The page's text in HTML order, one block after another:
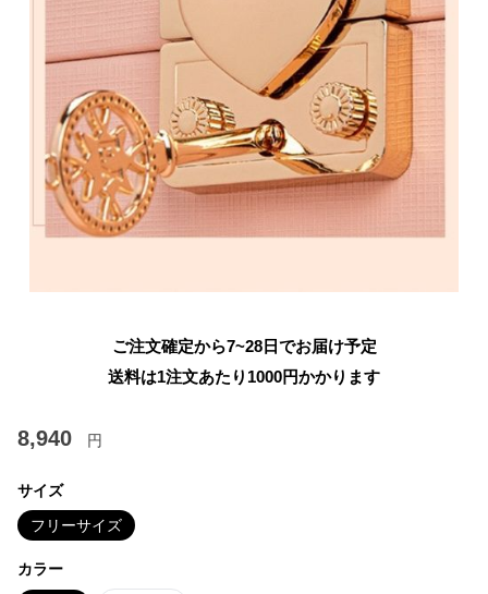
ご注文確定から7~28日でお届け予定
送料は1注文あたり 1000円かかります
8,940 円
サイズ
フリーサイズ
カラー